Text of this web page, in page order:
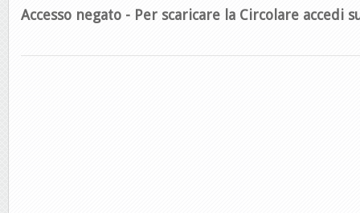
Accesso negato - Per scaricare la Circolare accedi